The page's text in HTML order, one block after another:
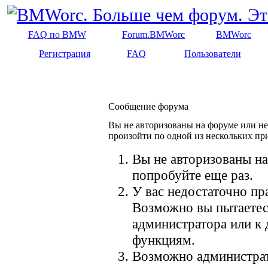
FAQ по BMW Forum.BMWorc
BMWorc
Регистрация
FAQ Пользователи
Сообщение форума
Вы не авторизованы на форуме или
произойти по одной из нескольких
Вы не авторизованы
попробуйте еще раз.
У вас недостаточно
Возможно вы
администратора или
функциям.
Возможно